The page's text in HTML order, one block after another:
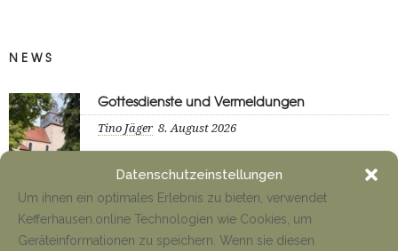
Datenschutzeinstellungen
Um ihnen ein optimales Erlebnis zu bieten, verwendet
Kefferhausen.online Technologien wie Cookies, um
Geräteinformationen zu speichern. Wenn sie diesen
NEWS
Gottesdienste und Vermeldungen
Tino Jäger 8. August 2026
Anfahrt Cyriakuswallfahrt
Tino Jäger 1. August 2026